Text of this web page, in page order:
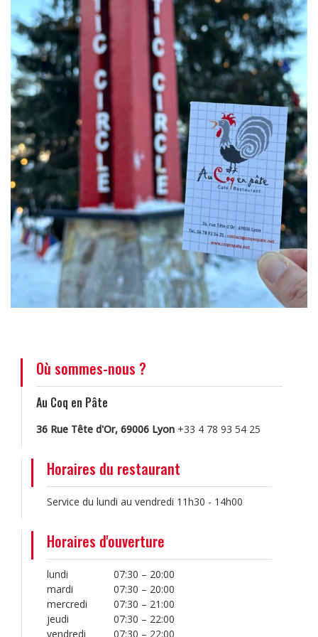
Où sommes-nous ?
Au Coq en Pâte
36 Rue Tête d'Or, 69006 Lyon +33 4 78 93 54 25
Horaires du restaurant
Service du lundi au vendredi 11h30 - 14h00
Horaires d'ouverture
lundi
07:30 – 20:00
mardi
07:30 – 20:00
mercredi
07:30 – 21:00
jeudi
07:30 – 22:00
vendredi
07:30 – 22:00